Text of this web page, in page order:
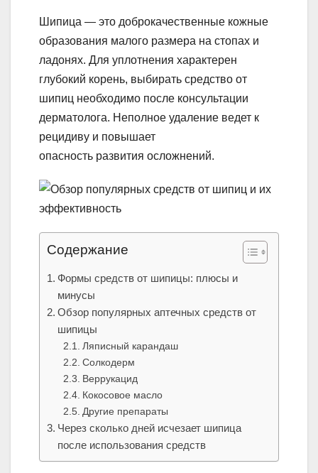
Шипица — это доброкачественные кожные
образования малого размера на стопах и
ладонях. Для уплотнения характерен
глубокий корень, выбирать средство от
шипиц необходимо после консультации
дерматолога. Неполное удаление ведет к
рецидиву и повышает
опасность развития осложнений.
Содержание
Формы средств от шипицы: плюсы и
минусы
Обзор популярных аптечных средств от
шипицы
Ляписный карандаш
Солкодерм
Веррукацид
Кокосовое масло
Другие препараты
Через сколько дней исчезает шипица
после использования средств